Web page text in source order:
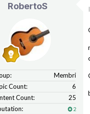
RobertoS
Membri
Count:
6
Count:
25
2